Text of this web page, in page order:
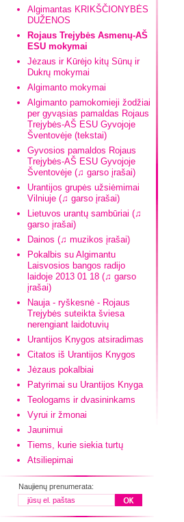
Algimantas KRIKŠČIONYBĖS
DUŽENOS
Rojaus Trejybės Asmenų-AŠ
ESU mokymai
Jėzaus ir Kūrėjo kitų Sūnų ir
Dukrų mokymai
Algimanto mokymai
Algimanto pamokomieji žodžiai
per gyvąsias pamaldas Rojaus
Trejybės-AŠ ESU Gyvojoje
Šventovėje (tekstai)
Gyvosios pamaldos Rojaus
Trejybės-AŠ ESU Gyvojoje
Šventovėje (♫ garso įrašai)
Urantijos grupės užsiėmimai
Vilniuje (♫ garso įrašai)
Lietuvos urantų sambūriai (♫
garso įrašai)
Dainos (♫ muzikos įrašai)
Pokalbis su Algimantu
Laisvosios bangos radijo
laidoje 2013 01 18 (♫ garso
įrašai)
Nauja - ryškesnė - Rojaus
Trejybės suteikta šviesa
nerengiant laidotuvių
Urantijos Knygos atsiradimas
Citatos iš Urantijos Knygos
Jėzaus pokalbiai
Patyrimai su Urantijos Knyga
Teologams ir dvasininkams
Vyrui ir žmonai
Jaunimui
Tiems, kurie siekia turtų
Atsiliepimai
Naujienų prenumerata: